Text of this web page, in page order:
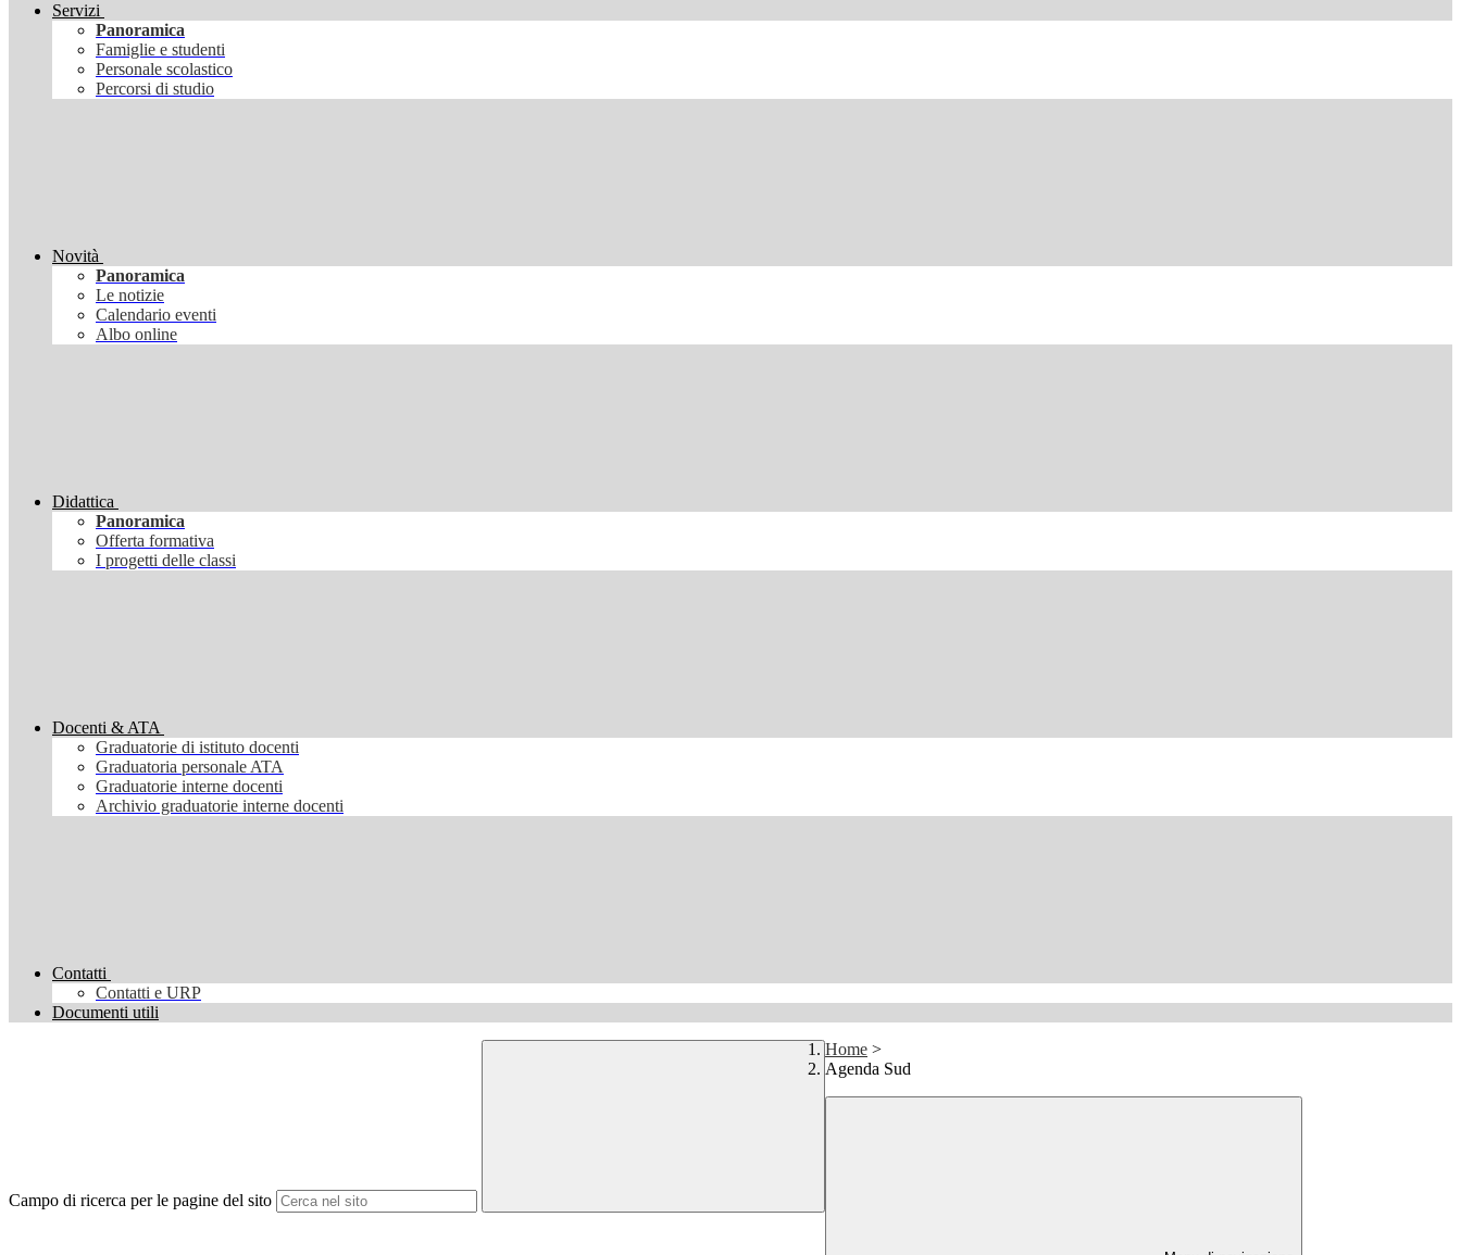
Servizi
Panoramica
Famiglie e studenti
Personale scolastico
Percorsi di studio
Novità
Panoramica
Le notizie
Calendario eventi
Albo online
Didattica
Panoramica
Offerta formativa
I progetti delle classi
Docenti & ATA
Graduatorie di istituto docenti
Graduatoria personale ATA
Graduatorie interne docenti
Archivio graduatorie interne docenti
Contatti
Contatti e URP
Documenti utili
Campo di ricerca per le pagine del sito
Home >
Agenda Sud